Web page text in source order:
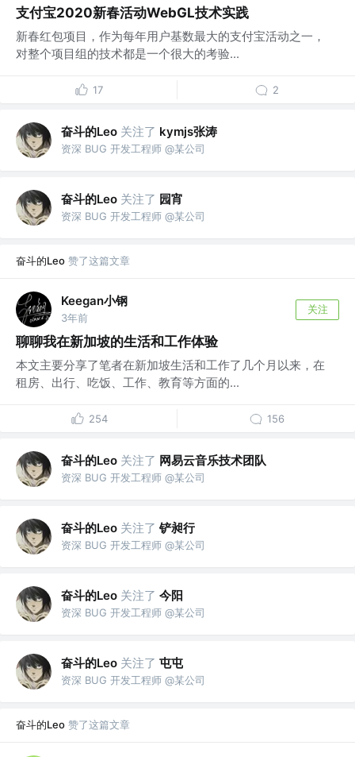
支付宝2020新春活动WebGL技术实践
新春红包项目，作为每年用户基数最大的支付宝活动之一，
对整个项目组的技术都是一个很大的考验...
17 2
奋斗的Leo 关注了 kymjs张涛
资深 BUG 开发工程师 @某公司
奋斗的Leo 关注了 园宵
资深 BUG 开发工程师 @某公司
奋斗的Leo 赞了这篇文章
Keegan小钢
3年前
关注
聊聊我在新加坡的生活和工作体验
本文主要分享了笔者在新加坡生活和工作了几个月以来，在
租房、出行、吃饭、工作、教育等方面的...
254 156
奋斗的Leo 关注了 网易云音乐技术团队
资深 BUG 开发工程师 @某公司
奋斗的Leo 关注了 铲昶行
资深 BUG 开发工程师 @某公司
奋斗的Leo 关注了 今阳
资深 BUG 开发工程师 @某公司
奋斗的Leo 关注了 屯屯
资深 BUG 开发工程师 @某公司
奋斗的Leo 赞了这篇文章